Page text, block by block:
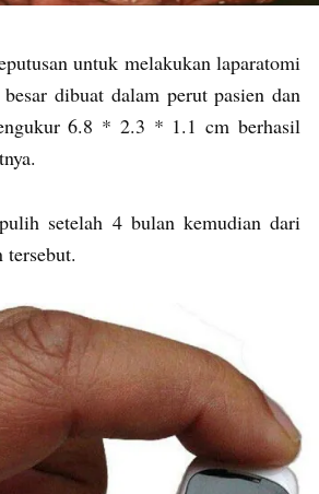
untuk melakukan laparatomi
dibuat dalam perut pasien dan
6.8 * 2.3 * 1.1 cm berhasil
setelah 4 bulan kemudian dari